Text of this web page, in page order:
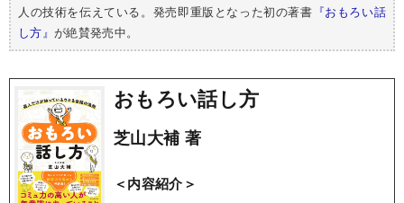
人の技術を伝えている。発売即重版となった初の著書 『おもろい話
し方』 が絶賛発売中。
おもろい話し方
芝山大補 著
＜内容紹介＞